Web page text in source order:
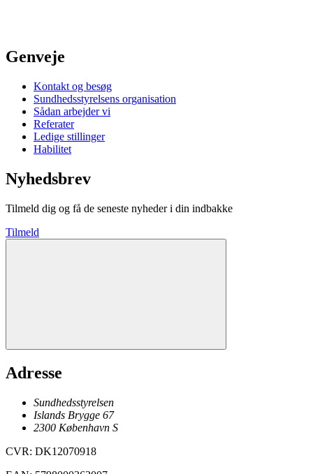
Genveje
Kontakt og besøg
Sundhedsstyrelsens organisation
Sådan arbejder vi
Referater
Ledige stillinger
Habilitet
Nyhedsbrev
Tilmeld dig og få de seneste nyheder i din indbakke
Tilmeld
Adresse
Sundhedsstyrelsen
Islands Brygge 67
2300 København S
CVR: DK12070918